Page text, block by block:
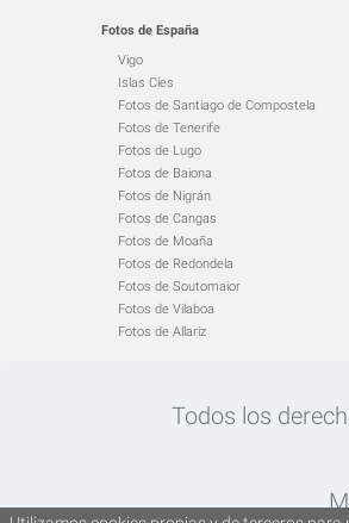
Fotos de España
Vigo
Islas Cíes
Fotos de Santiago de Compostela
Fotos de Tenerife
Fotos de Lugo
Fotos de Baiona
Fotos de Nigrán
Fotos de Cangas
Fotos de Moaña
Fotos de Redondela
Fotos de Soutomaior
Fotos de Vilaboa
Fotos de Allariz
Todos los